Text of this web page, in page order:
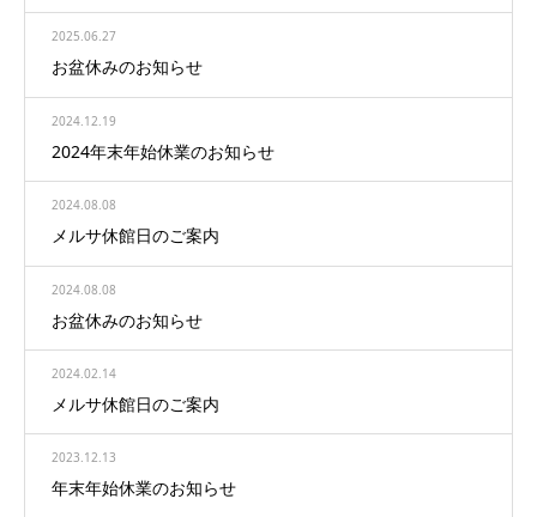
2025.06.27
お盆休みのお知らせ
2024.12.19
2024年末年始休業のお知らせ
2024.08.08
メルサ休館日のご案内
2024.08.08
お盆休みのお知らせ
2024.02.14
メルサ休館日のご案内
2023.12.13
年末年始休業のお知らせ